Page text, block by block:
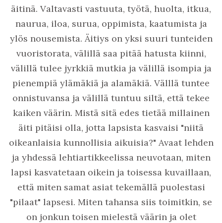
äitinä. Valtavasti vastuuta, työtä, huolta, itkua,
naurua, iloa, surua, oppimista, kaatumista ja
ylös nousemista. Äitiys on yksi suuri tunteiden
vuoristorata, välillä saa pitää hatusta kiinni,
välillä tulee jyrkkiä mutkia ja välillä isompia ja
pienempiä ylämäkiä ja alamäkiä. Välllä tuntee
onnistuvansa ja välillä tuntuu siltä, että tekee
kaiken väärin. Mistä sitä edes tietää millainen
äiti pitäisi olla, jotta lapsista kasvaisi "niitä
oikeanlaisia kunnollisia aikuisia?" Avaat lehden
ja yhdessä lehtiartikkeelissa neuvotaan, miten
lapsi kasvatetaan oikein ja toisessa kuvaillaan,
että miten samat asiat tekemällä puolestasi
"pilaat" lapsesi. Miten tahansa siis toimitkin, se
on jonkun toisen mielestä väärin ja olet